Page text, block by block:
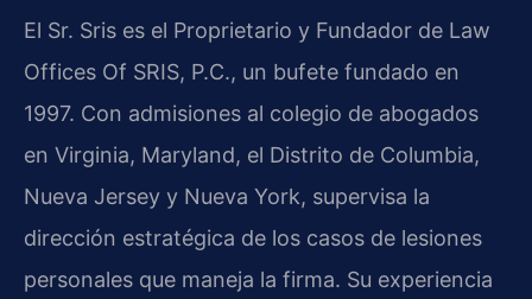
El Sr. Sris es el Proprietario y Fundador de Law
Offices Of SRIS, P.C., un bufete fundado en
1997. Con admisiones al colegio de abogados
en Virginia, Maryland, el Distrito de Columbia,
Nueva Jersey y Nueva York, supervisa la
dirección estratégica de los casos de lesiones
personales que maneja la firma. Su experiencia